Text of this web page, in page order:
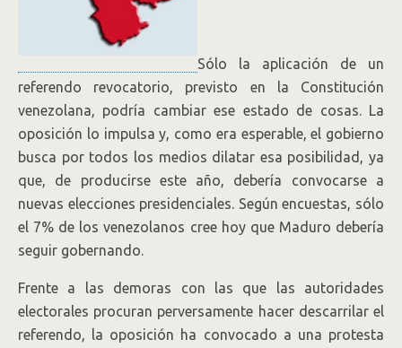
Sólo la aplicación de un
referendo revocatorio, previsto en la Constitución
venezolana, podría cambiar ese estado de cosas. La
oposición lo impulsa y, como era esperable, el gobierno
busca por todos los medios dilatar esa posibilidad, ya
que, de producirse este año, debería convocarse a
nuevas elecciones presidenciales. Según encuestas, sólo
el 7% de los venezolanos cree hoy que Maduro debería
seguir gobernando.
Frente a las demoras con las que las autoridades
electorales procuran perversamente hacer descarrilar el
referendo, la oposición ha convocado a una protesta